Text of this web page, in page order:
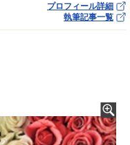
プロフィール詳細
執筆記事一覧